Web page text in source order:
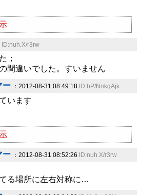
ID:nuh.X/r3rw
；
間違いでした。すいません
ー ：2012-08-31 08:49:18 ID:bP/NnkgAjk
います
ー ：2012-08-31 08:52:26 ID:nuh.X/r3rw
る場所に左右対称に…